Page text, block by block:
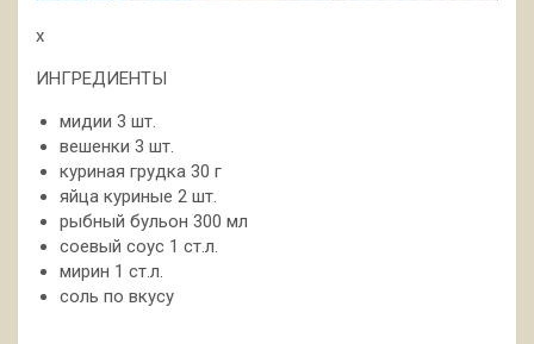
x
ИНГРЕДИЕНТЫ
мидии 3 шт.
вешенки 3 шт.
куриная грудка 30 г
яйца куриные 2 шт.
рыбный бульон 300 мл
соевый соус 1 ст.л.
мирин 1 ст.л.
соль по вкусу